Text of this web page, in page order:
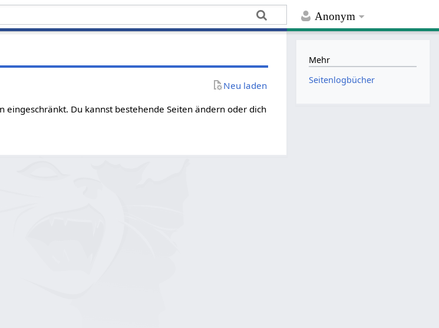
Anonym
Neu laden
eingeschränkt. Du kannst bestehende Seiten ändern oder dich
Mehr
Seitenlogbücher